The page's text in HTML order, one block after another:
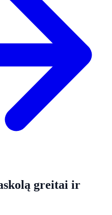
greitai ir